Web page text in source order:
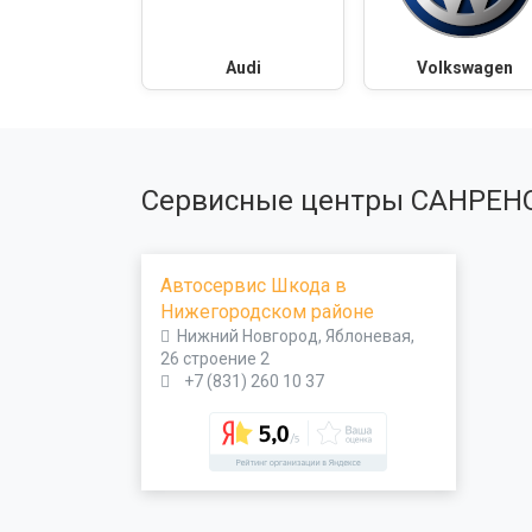
Audi Volkswagen
Сервисные центры
Автосервис Шкода в
Нижегородском районе
Нижний Новгород, Яблоневая,
26 строение 2
+7 (831) 260 10 37